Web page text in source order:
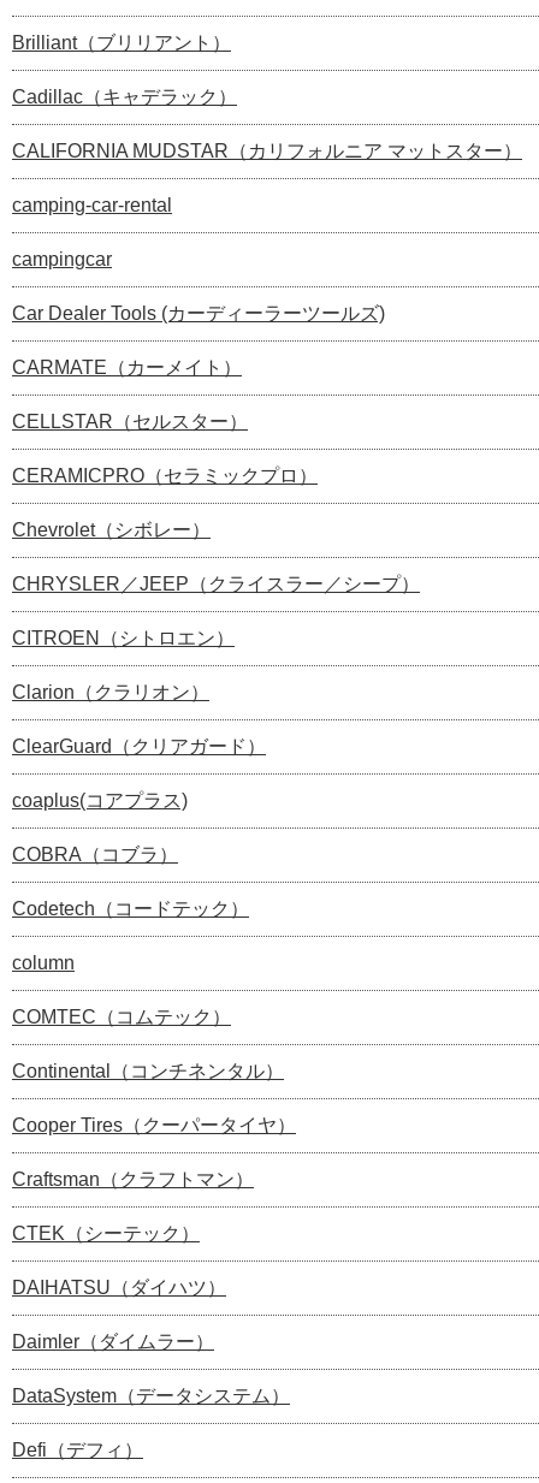
Brilliant（ブリリアント）
Cadillac（キャデラック）
CALIFORNIA MUDSTAR（カリフォルニア マットスター）
camping-car-rental
campingcar
Car Dealer Tools (カーディーラーツールズ)
CARMATE（カーメイト）
CELLSTAR（セルスター）
CERAMICPRO（セラミックプロ）
Chevrolet（シボレー）
CHRYSLER／JEEP（クライスラー／シープ）
CITROEN（シトロエン）
Clarion（クラリオン）
ClearGuard（クリアガード）
coaplus(コアプラス)
COBRA（コブラ）
Codetech（コードテック）
column
COMTEC（コムテック）
Continental（コンチネンタル）
Cooper Tires（クーパータイヤ）
Craftsman（クラフトマン）
CTEK（シーテック）
DAIHATSU（ダイハツ）
Daimler（ダイムラー）
DataSystem（データシステム）
Defi（デフィ）